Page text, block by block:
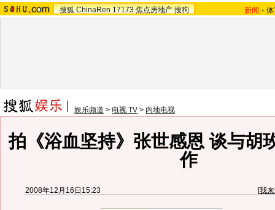
搜狐 ChinaRen 17173 焦点房地产 搜狗 新闻 -
娱乐频道 > 电视 TV > 内地电视
拍《浴血坚持》张世感恩 谈与胡
作
2008年12月16日15:23 [我